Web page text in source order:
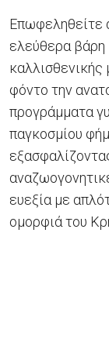
Επωφεληθείτε
ελεύθερα βάρη
καλλισθενικής
φόντο την
προγράμματα
παγκοσμίου
ευεξία με
ομορφιά του